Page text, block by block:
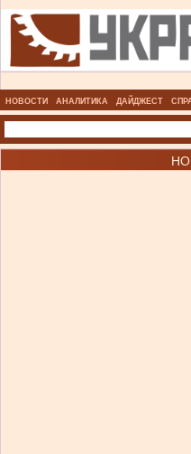
НОВОСТИ АНАЛИТИКА ДАЙДЖЕСТ